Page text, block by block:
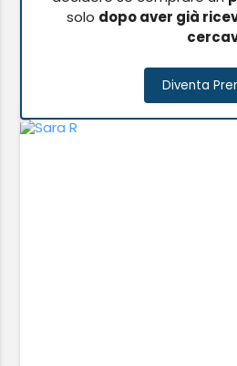
solo dopo aver già
Diventa